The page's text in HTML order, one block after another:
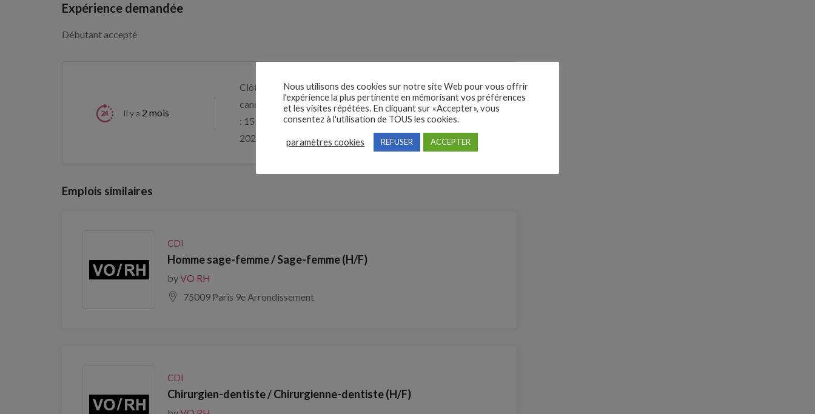
Expérience demandée
Débutant accepté
Il y a 2 mois
Clôture des
candidatures
: 15 août
2026
Je postule
Emplois similaires
CDI
Homme sage-femme / Sage-femme (H/F)
byVO RH
75009 Paris 9e Arrondissement
CDI
Chirurgien-dentiste / Chirurgienne-dentiste (H/F)
Nous utilisons des cookies sur notre site Web pour vous offrir
l'expérience la plus pertinente en mémorisant vos préférences
et les visites répétées. En cliquant sur «Accepter», vous
consentez à l'utilisation de TOUS les cookies.
paramètres cookies REFUSER ACCEPTER